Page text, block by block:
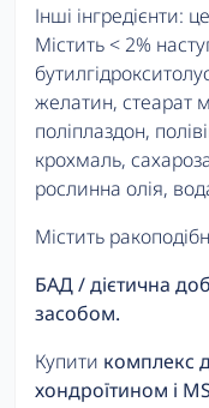
Інші інгредієнти:
Містить < 2%
желатин, стеарат
поліплаздон,
крохмаль,
рослинна олія,
Містить
БАД / дієтична
засобом.
Купити комплекс
хондроїтином і